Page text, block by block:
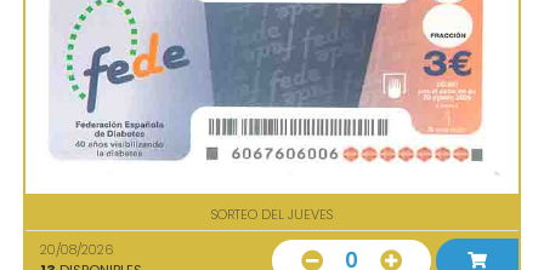
SORTEO DEL JUEVES
20/08/2026
0